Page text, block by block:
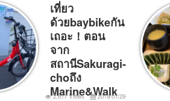
เที่ยว
ด้วยbaybikeกัน
เถอะ！ตอน
จาก
สถานีSakuragi-
choถึง
Marine&Walk
2,617 Views 2019/01/29